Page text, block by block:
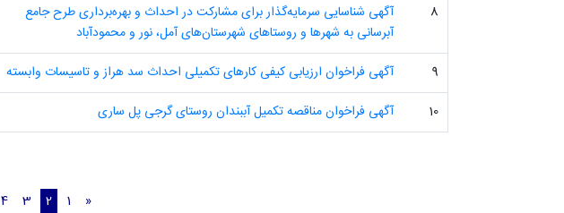
8
آگهی شناسایی سرمایه‌گذار برای مشارکت در احداث و بهره‌برداری طرح جامع
آبرسانی به شهرها و روستاهای شهرستان‌های آمل، نور و محمودآباد
9 آگهی فراخوان ارزیابی کیفی کارهای تکمیلی احداث سد هراز و تاسیسات وابسته
10
آگهی فراخوان مناقصه تکمیل آببندان روستای گرجی پل ساری
«
1
2
3
4